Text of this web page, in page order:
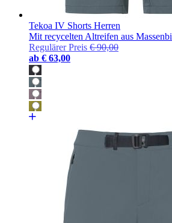
Tekoa IV Shorts Herren
Mit recycelten Altreifen aus
Regulärer Preis € 90,00
ab € 63,00